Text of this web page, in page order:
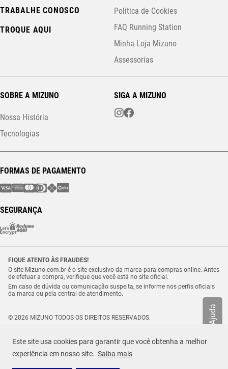
Este site usa cookies para garantir que você obtenha a melhor
experiência em nosso site. Saiba mais
Ajuda
TRABALHE CONOSCO
TROQUE AQUI
Política de Cookies
FAQ Running Station
Minha Loja Mizuno
Assessorias
SOBRE A MIZUNO
Nossa História
Tecnologias
SIGA A MIZUNO
FORMAS DE PAGAMENTO
SEGURANÇA
FIQUE ATENTO ÀS FRAUDES!
O site Mizuno.com.br é o site exclusivo da marca para compras online. Antes
de efetuar a compra, verifique que você está no site oficial.
Em caso de dúvida ou comunicação suspeita, se informe nos perfis oficiais
da marca ou pela central de atendimento.
© 2026 MIZUNO TODOS OS DIREITOS RESERVADOS.
Estrada Municipal Luiz Lopes Neto, n.º 21 – Tenentes – CEP. 37.640-000 –
Extrema/MG